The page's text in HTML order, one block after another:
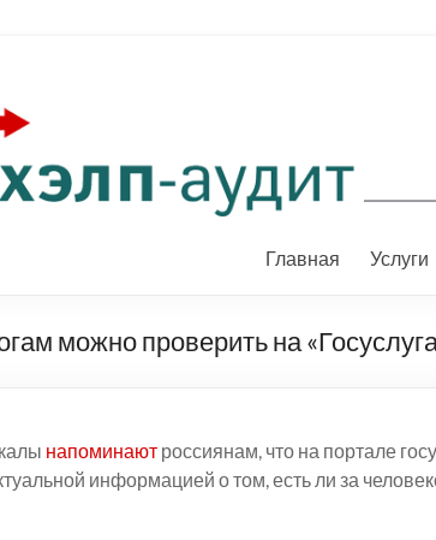
Главная Услуги
можно проверить на
напоминают россиянам, что на портале
информацией о том, есть ли за